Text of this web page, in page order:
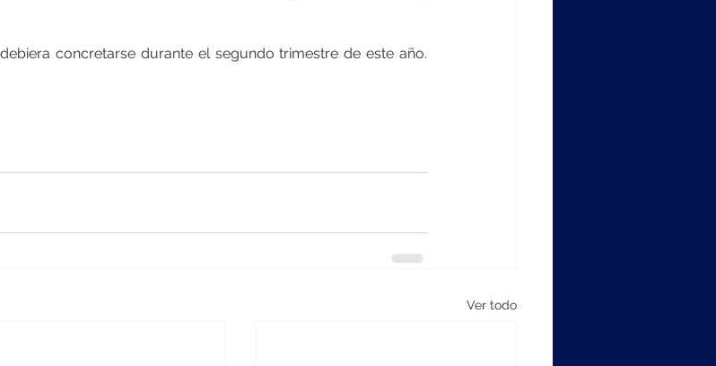
concretarse durante el segundo trimestre de este año.
Ver todo